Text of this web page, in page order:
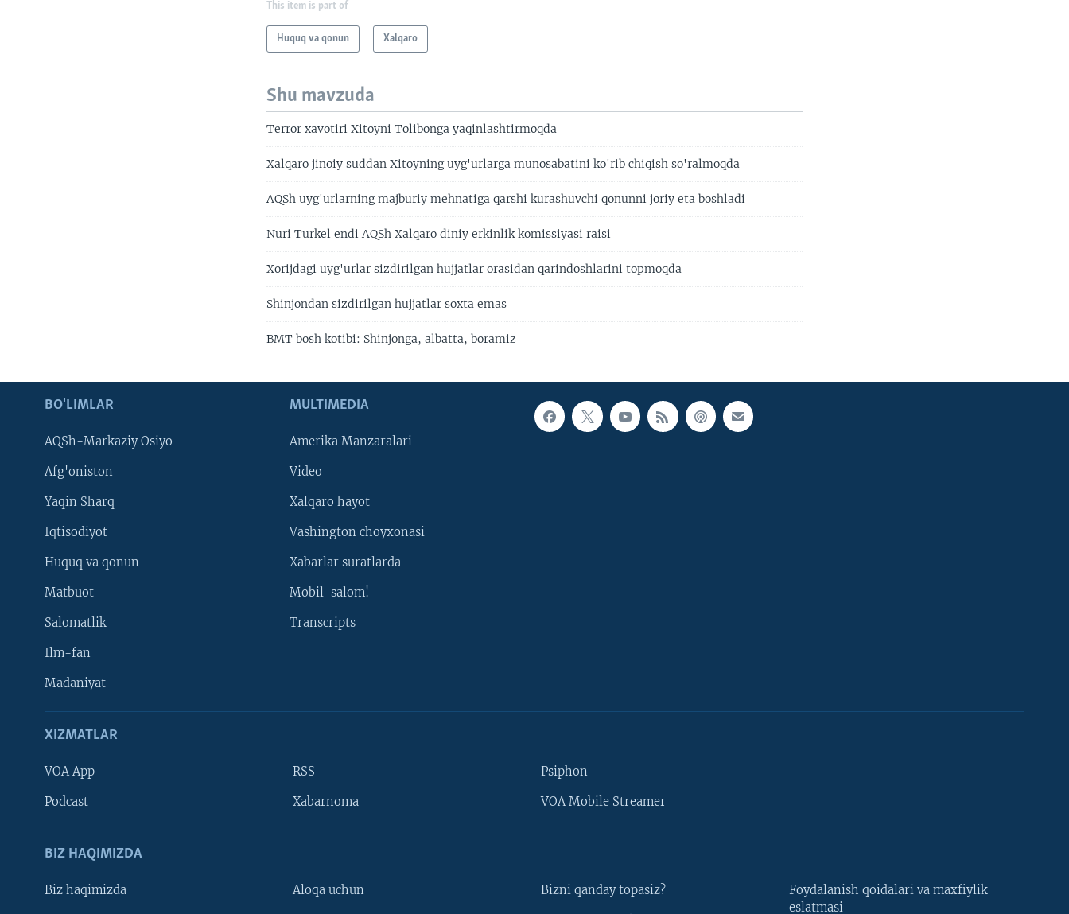
This item is part of
Huquq va qonun Xalqaro
Shu mavzuda
Terror xavotiri Xitoyni Tolibonga yaqinlashtirmoqda
Xalqaro jinoiy suddan Xitoyning uyg'urlarga munosabatini ko'rib chiqish so'ralmoqda
AQSh uyg'urlarning majburiy mehnatiga qarshi kurashuvchi qonunni joriy eta boshladi
Nuri Turkel endi AQSh Xalqaro diniy erkinlik komissiyasi raisi
Xorijdagi uyg'urlar sizdirilgan hujjatlar orasidan qarindoshlarini topmoqda
Shinjondan sizdirilgan hujjatlar soxta emas
BMT bosh kotibi: Shinjonga, albatta, boramiz
BO'LIMLAR
AQSh-Markaziy Osiyo
Afg'oniston
Yaqin Sharq
Iqtisodiyot
Huquq va qonun
Matbuot
Salomatlik
Ilm-fan
Madaniyat
MULTIMEDIA
Amerika Manzaralari
Video
Xalqaro hayot
Vashington choyxonasi
Xabarlar suratlarda
Mobil-salom!
Transcripts
XIZMATLAR
VOA App
Podcast
RSS
Xabarnoma
Psiphon
VOA Mobile Streamer
BIZ HAQIMIZDA
Biz haqimizda Aloqa uchun Bizni qanday topasiz?
Foydalanish qoidalari va maxfiylik
eslatmasi